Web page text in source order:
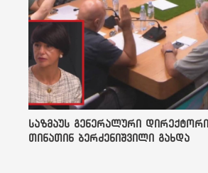
დღეს
პასუხი,
უარესი
არ
უცხოური
საზმაუს გენერალური
თინათინ ბერძენიშვილი გახდა